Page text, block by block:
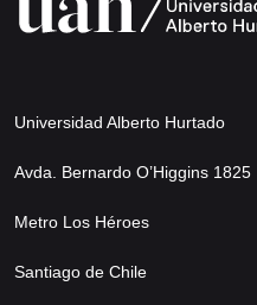
Universidad Alberto Hurtado
Avda. Bernardo O’Higgins 1825
Metro Los Héroes
Santiago de Chile